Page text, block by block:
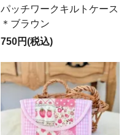
パッチワークキルトケース
＊ブラウン
750円(税込)